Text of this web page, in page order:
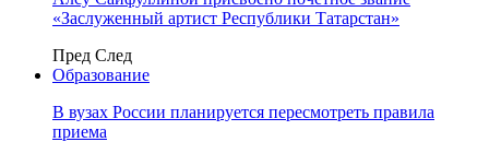
«Заслуженный артист Республики Татарстан»
Пред След
Образование
В вузах России планируется пересмотреть правила
приема